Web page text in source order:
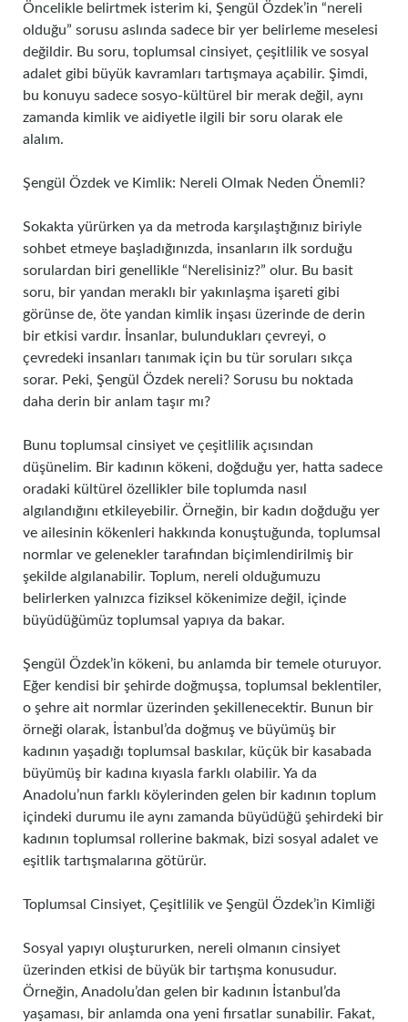
Öncelikle belirtmek isterim ki, Şengül Özdek’in “nereli
olduğu” sorusu aslında sadece bir yer belirleme meselesi
değildir. Bu soru, toplumsal cinsiyet, çeşitlilik ve sosyal
adalet gibi büyük kavramları tartışmaya açabilir. Şimdi,
bu konuyu sadece sosyo-kültürel bir merak değil, aynı
zamanda kimlik ve aidiyetle ilgili bir soru olarak ele
alalım.
Şengül Özdek ve Kimlik: Nereli Olmak Neden Önemli?
Sokakta yürürken ya da metroda karşılaştığınız biriyle
sohbet etmeye başladığınızda, insanların ilk sorduğu
sorulardan biri genellikle “Nerelisiniz?” olur. Bu basit
soru, bir yandan meraklı bir yakınlaşma işareti gibi
görünse de, öte yandan kimlik inşası üzerinde de derin
bir etkisi vardır. İnsanlar, bulundukları çevreyi, o
çevredeki insanları tanımak için bu tür soruları sıkça
sorar. Peki, Şengül Özdek nereli? Sorusu bu noktada
daha derin bir anlam taşır mı?
Bunu toplumsal cinsiyet ve çeşitlilik açısından
düşünelim. Bir kadının kökeni, doğduğu yer, hatta sadece
oradaki kültürel özellikler bile toplumda nasıl
algılandığını etkileyebilir. Örneğin, bir kadın doğduğu yer
ve ailesinin kökenleri hakkında konuştuğunda, toplumsal
normlar ve gelenekler tarafından biçimlendirilmiş bir
şekilde algılanabilir. Toplum, nereli olduğumuzu
belirlerken yalnızca fiziksel kökenimize değil, içinde
büyüdüğümüz toplumsal yapıya da bakar.
Şengül Özdek’in kökeni, bu anlamda bir temele oturuyor.
Eğer kendisi bir şehirde doğmuşsa, toplumsal beklentiler,
o şehre ait normlar üzerinden şekillenecektir. Bunun bir
örneği olarak, İstanbul’da doğmuş ve büyümüş bir
kadının yaşadığı toplumsal baskılar, küçük bir kasabada
büyümüş bir kadına kıyasla farklı olabilir. Ya da
Anadolu’nun farklı köylerinden gelen bir kadının toplum
içindeki durumu ile aynı zamanda büyüdüğü şehirdeki bir
kadının toplumsal rollerine bakmak, bizi sosyal adalet ve
eşitlik tartışmalarına götürür.
Toplumsal Cinsiyet, Çeşitlilik ve Şengül Özdek’in Kimliği
Sosyal yapıyı oluştururken, nereli olmanın cinsiyet
üzerinden etkisi de büyük bir tartışma konusudur.
Örneğin, Anadolu’dan gelen bir kadının İstanbul’da
yaşaması, bir anlamda ona yeni fırsatlar sunabilir. Fakat,